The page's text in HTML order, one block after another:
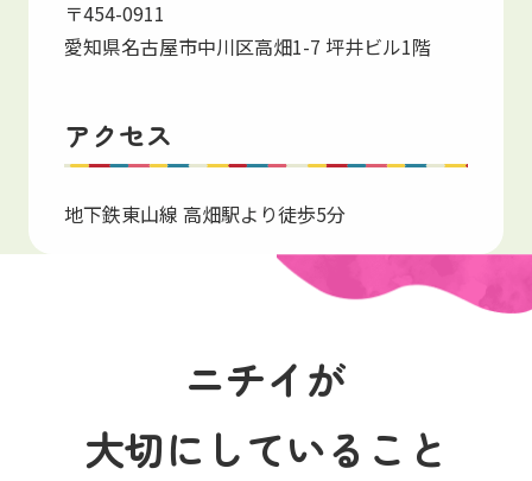
〒454-0911
愛知県名古屋市中川区高畑1-7 坪井ビル1階
アクセス
地下鉄東山線 高畑駅より徒歩5分
ニチイが
大切にしていること